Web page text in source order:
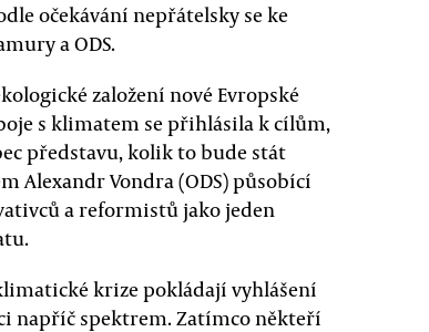
očekávání nepřátelsky se ke
a ODS.
založení nové Evropské
boje s klimatem se přihlásila k cílům,
představu, kolik to bude stát
Alexandr Vondra (ODS) působící
a reformistů jako jeden
krize pokládají vyhlášení
napříč spektrem. Zatímco někteří